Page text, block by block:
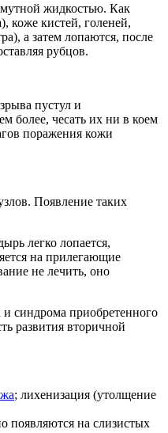
мутной жидкостью. Как
коже кистей, голеней,
а затем лопаются, после
рубцов.
пустул и
более, чесать их ни в коем
поражения кожи
Появление таких
легко лопается,
на прилегающие
не лечить, оно
синдрома приобретенного
развития вторичной
; лихенизация (утолщение
появляются на слизистых